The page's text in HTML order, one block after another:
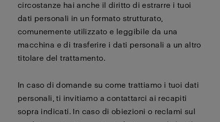
circostanze hai anche il diritto di estrarre i tuoi
dati personali in un formato strutturato,
comunemente utilizzato e leggibile da una
macchina e di trasferire i dati personali a un altro
titolare del trattamento.
In caso di domande su come trattiamo i tuoi dati
personali, ti invitiamo a contattarci ai recapiti
sopra indicati. In caso di obiezioni o reclami sul